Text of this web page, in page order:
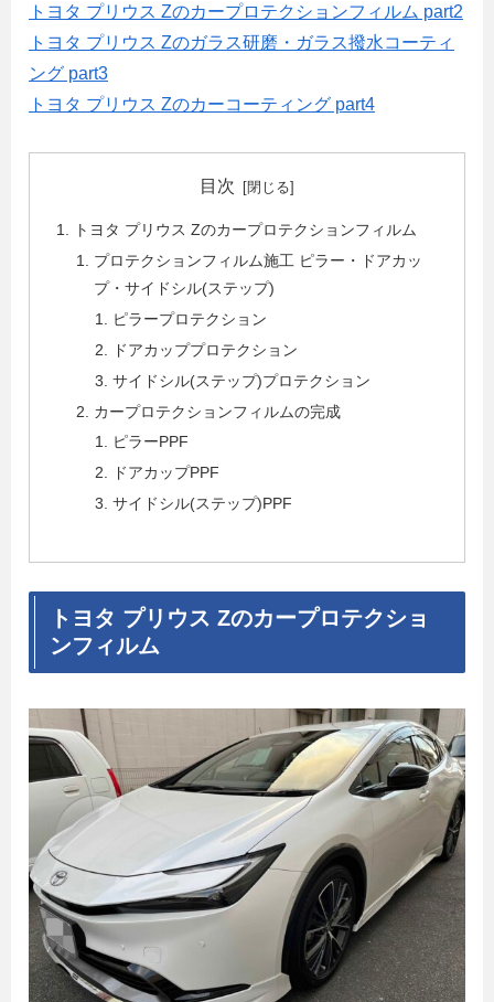
トヨタ プリウス Zのカープロテクションフィルム part2
トヨタ プリウス Zのガラス研磨・ガラス撥水コーティ
ング part3
トヨタ プリウス Zのカーコーティング part4
目次
トヨタ プリウス Zのカープロテクションフィルム
プロテクションフィルム施工 ピラー・ドアカッ
プ・サイドシル(ステップ)
ピラープロテクション
ドアカッププロテクション
サイドシル(ステップ)プロテクション
カープロテクションフィルムの完成
ピラーPPF
ドアカップPPF
サイドシル(ステップ)PPF
トヨタ プリウス Zのカープロテクショ
ンフィルム